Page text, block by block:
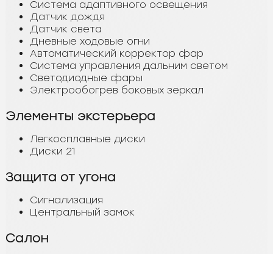
Система адаптивного освещения
Датчик дождя
Датчик света
Дневные ходовые огни
Автоматический корректор фар
Система управления дальним светом
Светодиодные фары
Электрообогрев боковых зеркал
Элементы экстерьера
Легкосплавные диски
Диски 21
Защита от угона
Сигнализация
Центральный замок
Салон